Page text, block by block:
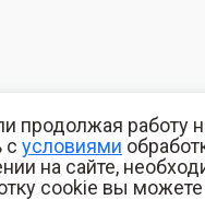
продолжая работу
с условиями
на сайте,
cookie вы